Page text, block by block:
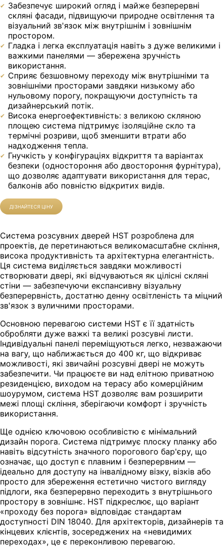
Забезпечує широкий огляд і майже безперервні
скляні фасади, підвищуючи природне освітлення та
візуальний зв'язок між внутрішнім і зовнішнім
простором.
Гладка і легка експлуатація навіть з дуже великими і
важкими панелями — збережена зручність
використання.
Сприяє безшовному переходу між внутрішніми та
зовнішніми просторами завдяки низькому або
нульовому порогу, покращуючи доступність та
дизайнерський потік.
Висока енергоефективність: з великою скляною
площею система підтримує ізоляційне скло та
термічні розриви, щоб зменшити втрати або
надходження тепла.
Гнучкість у конфігураціях відкриття та варіантах
безпеки (одностороння або двостороння фурнітура),
що дозволяє адаптувати використання для терас,
балконів або повністю відкритих видів.
ДІЗНАЙТЕСЯ ЦІНУ
Система розсувних дверей HST розроблена для
проектів, де перетинаються великомасштабне скління,
висока продуктивність та архітектурна елегантність.
Ця система виділяється завдяки можливості
створювати двері, які відчуваються як цілісні скляні
стіни — забезпечуючи експансивну візуальну
безперервність, достатню денну освітленість та міцний
зв'язок з вуличними просторами.
Основною перевагою системи HST є її здатність
обробляти дуже важкі та великі розсувні листи.
Індивідуальні панелі переміщуються легко, незважаючи
на вагу, що наближається до 400 кг, що відкриває
можливості, які звичайні розсувні двері не можуть
забезпечити. Чи працюєте ви над елітною приватною
резиденцією, виходом на терасу або комерційним
шоурумом, система HST дозволяє вам розширити
межі площі скління, зберігаючи комфорт і зручність
використання.
Ще однією ключовою особливістю є мінімальний
дизайн порога. Система підтримує плоску планку або
навіть відсутність значного порогового бар'єру, що
означає, що доступ є плавним і безперервним —
ідеально для доступу на інвалідному візку, візків або
просто для збереження естетично чистого вигляду
підлоги, яка безперервно переходить з внутрішнього
простору в зовнішнє. HST підкреслює, що варіант
«проходу без порога» відповідає стандартам
доступності DIN 18040. Для архітекторів, дизайнерів та
кінцевих клієнтів, зосереджених на «невидимих
переходах», це є переконливою перевагою.